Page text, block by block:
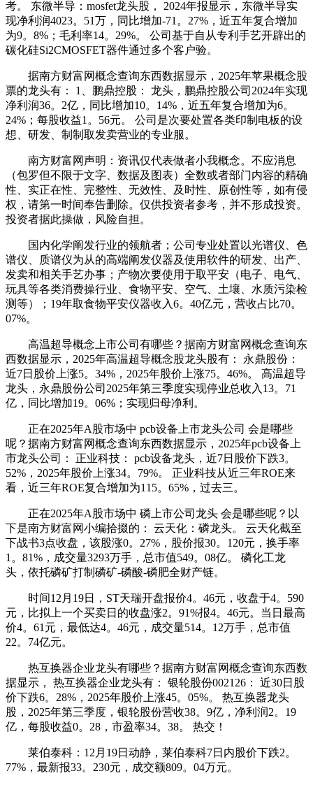
考。 东微半导：mosfet龙头股， 2024年报显示，东微半导实
现净利润4023。51万，同比增加-71。27%，近五年复合增加
为9。8%；毛利率14。29%。 公司基于自从专利手艺开辟出的
碳化硅Si2CMOSFET器件通过多个客户验。
据南方财富网概念查询东西数据显示，2025年苹果概念股
票的龙头有： 1、鹏鼎控股： 龙头，鹏鼎控股公司2024年实现
净利润36。2亿，同比增加10。14%，近五年复合增加为6。
24%；每股收益1。56元。 公司是次要处置各类印制电板的设
想、研发、制制取发卖营业的专业服。
南方财富网声明：资讯仅代表做者小我概念。不应消息
（包罗但不限于文字、数据及图表）全数或者部门内容的精确
性、实正在性、完整性、无效性、及时性、原创性等，如有侵
权，请第一时间奉告删除。仅供投资者参考，并不形成投资。
投资者据此操做，风险自担。
国内化学阐发行业的领航者；公司专业处置以光谱仪、色
谱仪、质谱仪为从的高端阐发仪器及使用软件的研发、出产、
发卖和相关手艺办事；产物次要使用于取平安（电子、电气、
玩具等各类消费操行业、食物平安、空气、土壤、水质污染检
测等）；19年取食物平安仪器收入6。40亿元，营收占比70。
07%。
高温超导概念上市公司有哪些？据南方财富网概念查询东
西数据显示，2025年高温超导概念股龙头股有： 永鼎股份：
近7日股价上涨5。34%，2025年股价上涨75。46%。 高温超导
龙头，永鼎股份公司2025年第三季度实现停业总收入13。71
亿，同比增加19。06%；实现归母净利。
正在2025年A股市场中 pcb设备上市龙头公司 会是哪些
呢？据南方财富网概念查询东西数据显示，2025年pcb设备上
市龙头公司： 正业科技： pcb设备龙头，近7日股价下跌3。
52%，2025年股价上涨34。79%。 正业科技从近三年ROE来
看，近三年ROE复合增加为115。65%，过去三。
正在2025年A股市场中 磷上市公司龙头 会是哪些呢？以
下是南方财富网小编拾掇的： 云天化：磷龙头。 云天化截至
下战书3点收盘，该股涨0。27%，股价报30。120元，换手率
1。81%，成交量3293万手，总市值549。08亿。 磷化工龙
头，依托磷矿打制磷矿-磷酸-磷肥全财产链。
时间12月19日，ST天瑞开盘报价4。46元，收盘于4。590
元，比拟上一个买卖日的收盘涨2。91%报4。46元。当日最高
价4。61元，最低达4。46元，成交量514。12万手，总市值
22。74亿元。
热互换器企业龙头有哪些？据南方财富网概念查询东西数
据显示， 热互换器企业龙头有： 银轮股份002126： 近30日股
价下跌6。28%，2025年股价上涨45。05%。 热互换器龙头
股，2025年第三季度，银轮股份营收38。9亿，净利润2。19
亿，每股收益0。28，市盈率34。38。 热交！
莱伯泰科：12月19日动静，莱伯泰科7日内股价下跌2。
77%，最新报33。230元，成交额809。04万元。